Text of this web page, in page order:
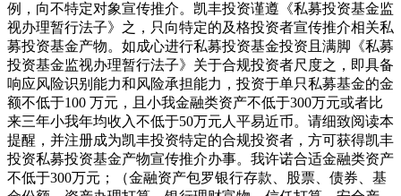
例，向不特定对象宣传推介。凯丰投资谨遵《私募投资基金监
视办理暂行法子》之，只向特定的及格投资者宣传推介相关私
募投资基金产物。如成心进行私募投资基金投资且满脚《私募
投资基金监视办理暂行法子》关于合规投资者尺度之，即具备
响应风险识别能力和风险承担能力，投资于单只私募基金的金
额不低于100 万元，且小我金融类资产不低于300万元或者比
来三年小我年均收入不低于50万元人平易近币。请细致阅读本
提醒，并注册成为凯丰投资特定的合规投资者，方可获得凯丰
投资私募投资基金产物宣传推介办事。我许诺合适金融类资产
不低于300万元；（金融资产包罗银行存款、股票、债券、基